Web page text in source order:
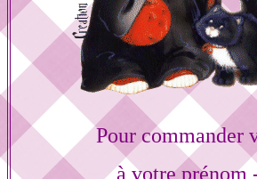
Pour commander
à votre prénom